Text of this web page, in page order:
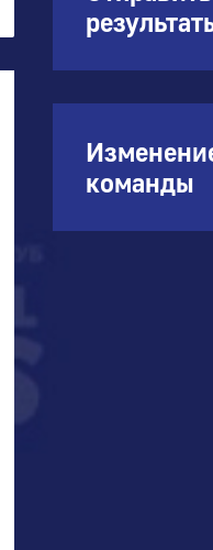
команды